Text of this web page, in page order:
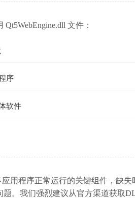
文件：
序
软件
应用程序正常运行的关键组件，缺
。我们强烈建议从官方渠道获取